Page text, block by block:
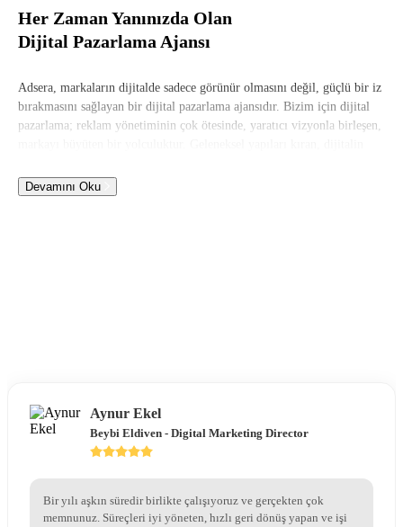
Her Zaman Yanınızda Olan
Dijital Pazarlama Ajansı
Adsera, markaların dijitalde sadece görünür olmasını değil, güçlü bir iz
bırakmasını sağlayan bir dijital pazarlama ajansıdır. Bizim için dijital
pazarlama; reklam yönetiminin çok ötesinde, yaratıcı vizyonla birleşen,
şekilde yansıtan çözümler sunuyoruz. SEO’dan performans
Devamını Oku
Aynur Ekel
Beybi Eldiven - Digital Marketing Director
Bir yılı aşkın süredir birlikte çalışıyoruz ve gerçekten çok
memnunuz. Süreçleri iyi yöneten, hızlı geri dönüş yapan ve işi